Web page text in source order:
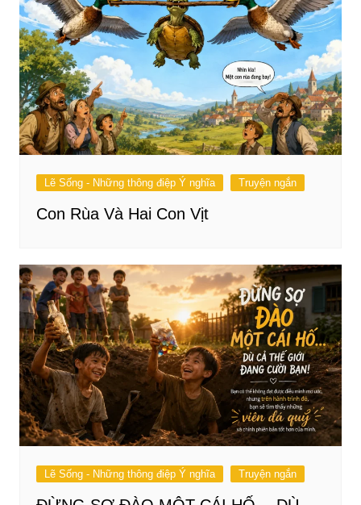
Lẽ Sống - Những thông điệp Ý nghĩa Truyện ngắn
Con Rùa Và Hai Con Vịt
Lẽ Sống - Những thông điệp Ý nghĩa Truyện ngắn